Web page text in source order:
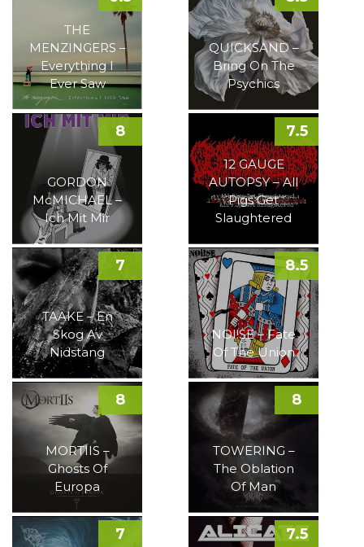
THE
MENZINGERS –
Everything I
Ever Saw
QUICKSAND –
Bring On The
Psychics
GORDON
McMICHAEL –
Ich Mit Mir
8
12 GAUGE
AUTOPSY – All
Pigs Get
Slaughtered
7.5
TAAKE – En
Skog Av
Nidstang
7
NOI!SE – Fate
Of The Union
8.5
MORTIIS –
Ghosts Of
Europa
8
TOWERING –
The Oblation
Of Man
8
7 7.5